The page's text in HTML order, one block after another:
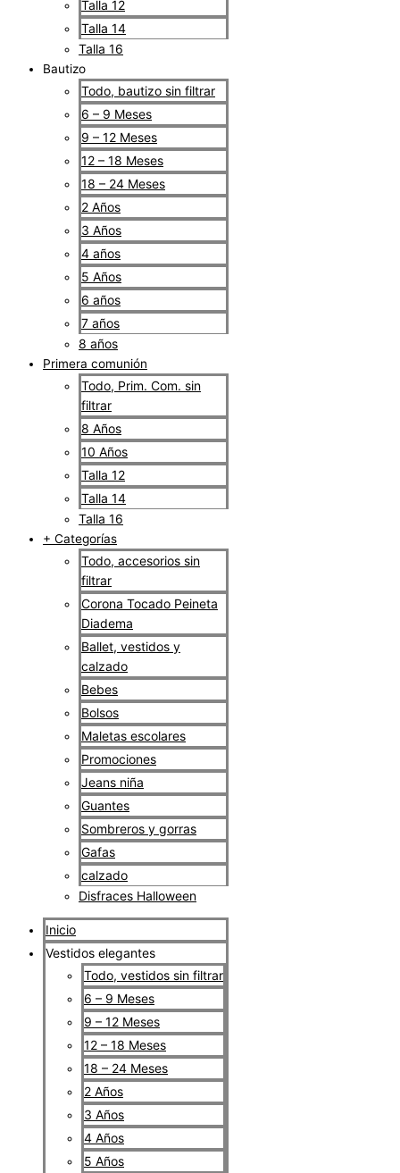
Talla 12
Talla 14
Talla 16
Bautizo
Todo, bautizo sin filtrar
6 – 9 Meses
9 – 12 Meses
12 – 18 Meses
18 – 24 Meses
2 Años
3 Años
4 años
5 Años
6 años
7 años
8 años
Primera comunión
Todo, Prim. Com. sin
filtrar
8 Años
10 Años
Talla 12
Talla 14
Talla 16
+ Categorías
Todo, accesorios sin
filtrar
Corona Tocado Peineta
Diadema
Ballet, vestidos y
calzado
Bebes
Bolsos
Maletas escolares
Promociones
Jeans niña
Guantes
Sombreros y gorras
Gafas
calzado
Disfraces Halloween
Inicio
Vestidos elegantes
Todo, vestidos sin filtrar
6 – 9 Meses
9 – 12 Meses
12 – 18 Meses
18 – 24 Meses
2 Años
3 Años
4 Años
5 Años